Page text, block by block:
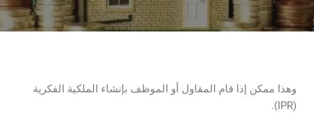
وهذا ممكن إذا قام المقاول أو الموظف بإنشاء الملكية الفكرية
(IPR).